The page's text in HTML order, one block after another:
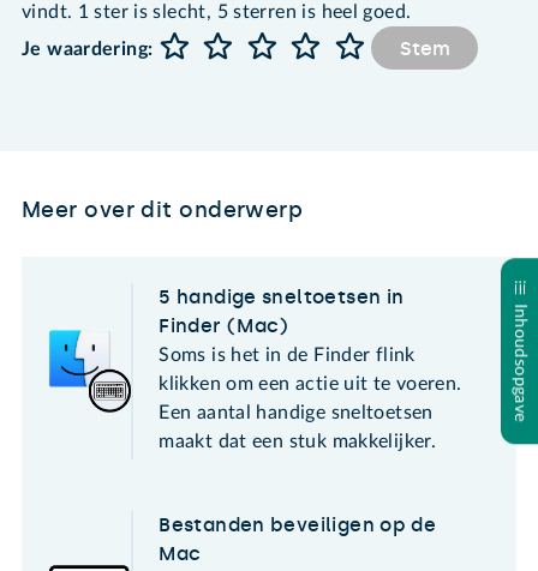
Inhoudsopgave
vindt. 1 ster is slecht, 5 sterren is heel goed.
Je waardering:
Stem
Meer over dit onderwerp
5 handige sneltoetsen in
Finder (Mac)
Soms is het in de Finder flink
klikken om een actie uit te voeren.
Een aantal handige sneltoetsen
maakt dat een stuk makkelijker.
Bestanden beveiligen op de
Mac